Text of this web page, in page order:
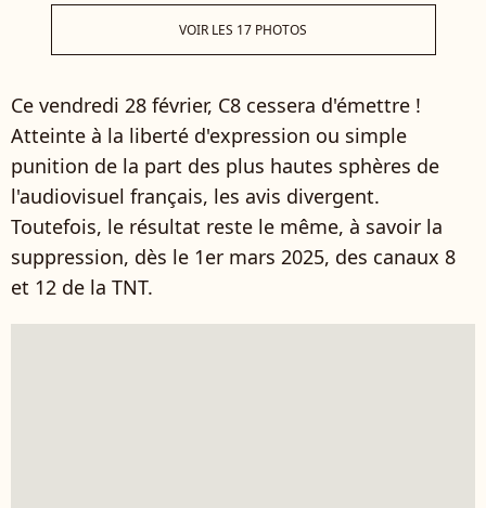
VOIR LES 17 PHOTOS
Ce vendredi 28 février, C8 cessera d'émettre !
Atteinte à la liberté d'expression ou simple
punition de la part des plus hautes sphères de
l'audiovisuel français, les avis divergent.
Toutefois, le résultat reste le même, à savoir la
suppression, dès le 1er mars 2025, des canaux 8
et 12 de la TNT.